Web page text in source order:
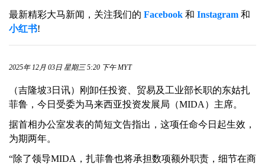
最新精彩大马新闻，关注我们的 Facebook 和 Instagram 和
小红书!
2025年 12月 03日 星期三 5:20 下午 MYT
（吉隆坡3日讯）刚卸任投资、贸易及工业部长职的东姑扎
菲鲁，今日受委为马来西亚投资发展局（MIDA）主席。
据首相办公室发表的简短文告指出，这项任命今日起生效，
为期两年。
“除了领导MIDA，扎菲鲁也将承担数项额外职责，细节在商